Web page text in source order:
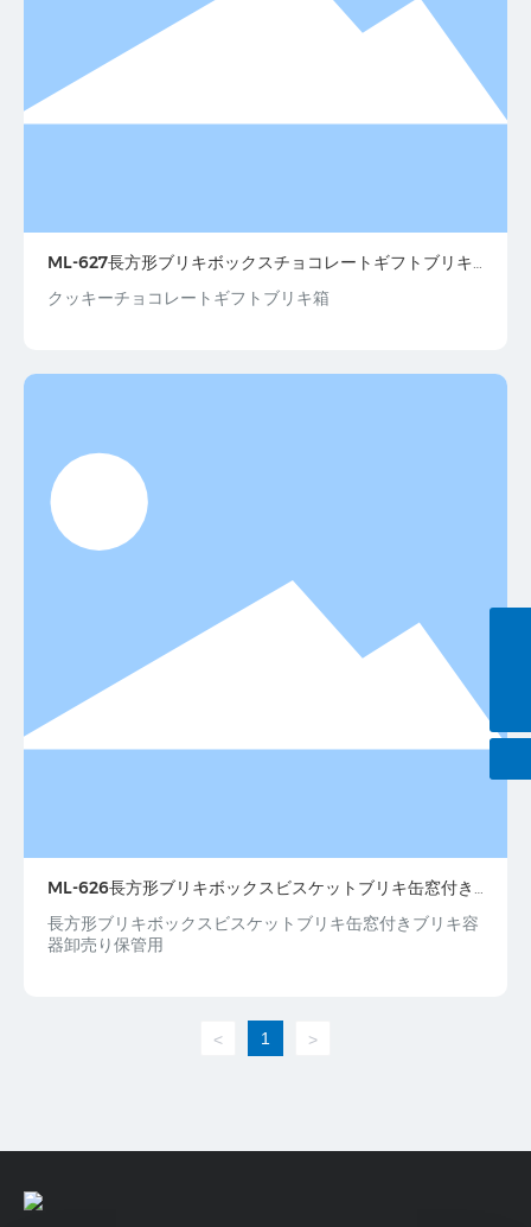
ML-627長方形ブリキボックスチョコレートギフトブリキ
ボックス包装
クッキーチョコレートギフトブリキ箱
ML-626長方形ブリキボックスビスケットブリキ缶窓付き
ブリキ容器卸売り保管用
長方形ブリキボックスビスケットブリキ缶窓付きブリキ容
器卸売り保管用
< 1 >
+86-0755-28135699